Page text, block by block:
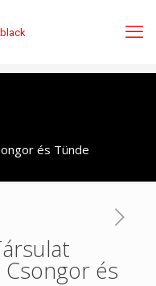
és Tünde
és